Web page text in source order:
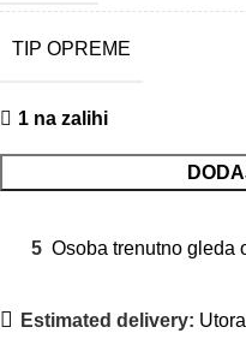
TIP OPREME
1 na zalihi
5 Osoba trenutno gleda
Estimated delivery: